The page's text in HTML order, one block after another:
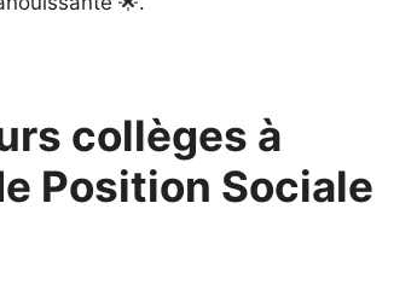
collèges à
Position Sociale